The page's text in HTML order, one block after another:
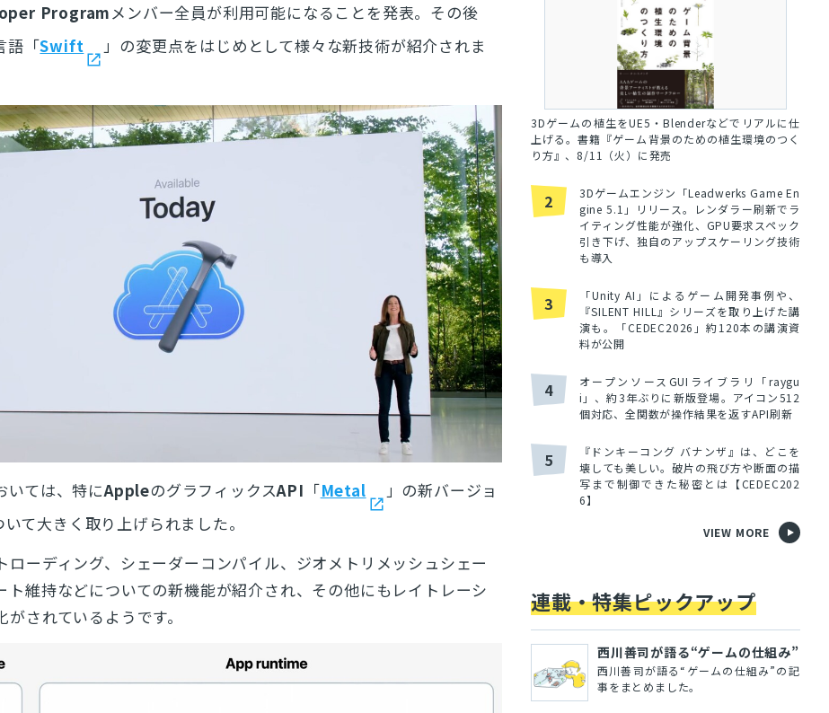
Programメンバー全員が利用可能になることを発表。その後
語「Swift
」の変更点をはじめとして様々な新技術が紹介されま
いては、特にAppleのグラフィックスAPI 「Metal
」の新バージョ
て大きく取り上げられました。
ローディング、シェーダーコンパイル、ジオメトリメッシュシェー
ト維持などについての新機能が紹介され、その他にもレイトレーシ
されているようです。
3Dゲームの植生をUE5・Blenderなどでリアルに仕
上げる。書籍『ゲーム背景のための植生環境のつく
り方』、8/11（火）に発売
2
3Dゲームエンジン「Leadwerks Game En
gine 5.1」リリース。レンダラー刷新でラ
イティング性能が強化、GPU要求スペック
引き下げ、独自のアップスケーリング技術
も導入
3
「Unity AI」によるゲーム開発事例や、
『SILENT HILL』シリーズを取り上げた講
演も。「CEDEC2026」約120本の講演資
料が公開
4
オープンソースGUIライブラリ「raygu
i」、約3年ぶりに新版登場。アイコン512
個対応、全関数が操作結果を返すAPI刷新
5
『ドンキーコング バナンザ』は、どこを
壊しても美しい。破片の飛び方や断面の描
写まで制御できた秘密とは【CEDEC202
6】
VIEW MORE
連載・特集ピックアップ
西川善司が語る“ゲームの仕組み”
西川善司が語る“ゲームの仕組み”の記
事をまとめました。
検索